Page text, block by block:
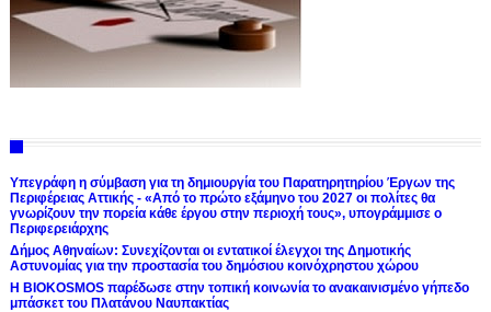
Υπεγράφη η σύμβαση για τη δημιουργία του Παρατηρητηρίου Έργων της
Περιφέρειας Αττικής - «Από το πρώτο εξάμηνο του 2027 οι πολίτες θα
γνωρίζουν την πορεία κάθε έργου στην περιοχή τους», υπογράμμισε ο
Περιφερειάρχης
Δήμος Αθηναίων: Συνεχίζονται οι εντατικοί έλεγχοι της Δημοτικής
Αστυνομίας για την προστασία του δημόσιου κοινόχρηστου χώρου
Η BIOKOSMOS παρέδωσε στην τοπική κοινωνία το ανακαινισμένο γήπεδο
μπάσκετ του Πλατάνου Ναυπακτίας